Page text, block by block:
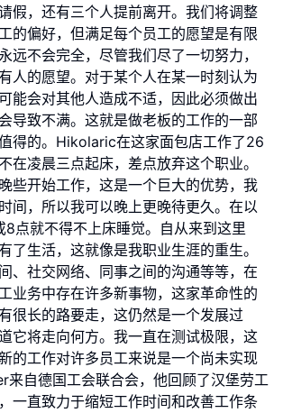
假，还有三个人提前离开。我们将调整
的偏好，但满足每个员工的愿望是有限
远不会完全，尽管我们尽了一切努力，
人的愿望。对于某个人在某一时刻认为
能会对其他人造成不适，因此必须做出
导致不满。这就是做老板的工作的一部
得的。Hikolaric在这家面包店工作了26
在凌晨三点起床，差点放弃这个职业。
些开始工作，这是一个巨大的优势，我
间，所以我可以晚上更晚待更久。在以
8点就不得不上床睡觉。自从来到这里
了生活，这就像是我职业生涯的重生。
、社交网络、同事之间的沟通等等，在
业务中存在许多新事物，这家革命性的
很长的路要走，这仍然是一个发展过
它将走向何方。我一直在测试极限，这
的工作对许多员工来说是一个尚未实现
来自德国工会联合会，他回顾了汉堡劳工
一直致力于缩短工作时间和改善工作条